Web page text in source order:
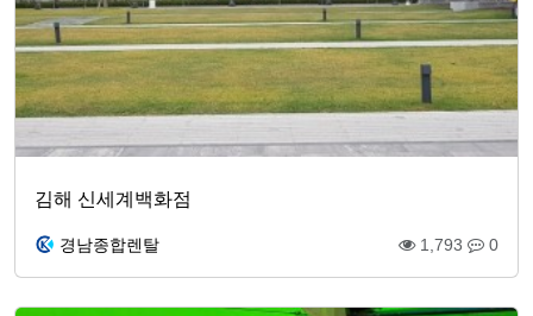
김해 신세계백화점
경남종합렌탈 1,793 0